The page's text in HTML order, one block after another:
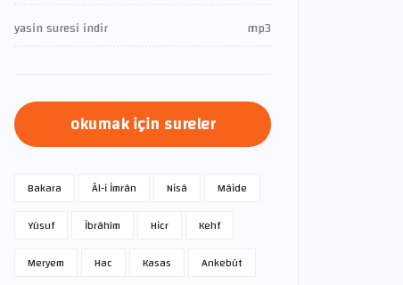
yasin suresi indir
mp3
okumak için sureler
Bakara Âl-i İmrân Nisâ
Mâide
Yûsuf
İbrâhîm Hicr
Kehf
Meryem
Hac Kasas
Ankebût